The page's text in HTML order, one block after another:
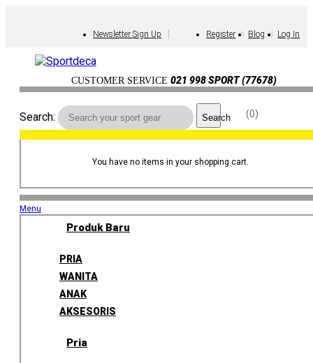
Newsletter Sign Up Register Blog Log In
CUSTOMER SERVICE 021 998 SPORT (77678)
0
Search: Search
You have no items in your shopping cart.
Menu
Produk Baru
PRIA
WANITA
ANAK
AKSESORIS
Pria